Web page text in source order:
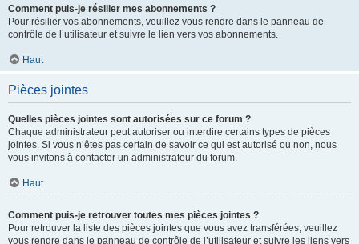
Comment puis-je résilier mes abonnements ?
Pour résilier vos abonnements, veuillez vous rendre dans le panneau de
contrôle de l’utilisateur et suivre le lien vers vos abonnements.
Haut
Pièces jointes
Quelles pièces jointes sont autorisées sur ce forum ?
Chaque administrateur peut autoriser ou interdire certains types de pièces
jointes. Si vous n’êtes pas certain de savoir ce qui est autorisé ou non, nous
vous invitons à contacter un administrateur du forum.
Haut
Comment puis-je retrouver toutes mes pièces jointes ?
Pour retrouver la liste des pièces jointes que vous avez transférées, veuillez
vous rendre dans le panneau de contrôle de l’utilisateur et suivre les liens vers